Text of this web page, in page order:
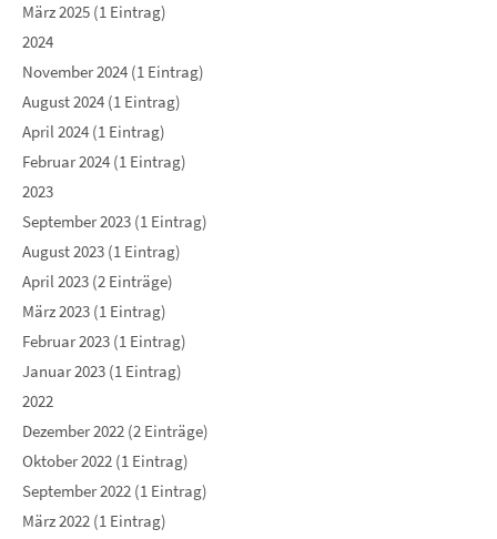
März 2025 (1 Eintrag)
2024
November 2024 (1 Eintrag)
August 2024 (1 Eintrag)
April 2024 (1 Eintrag)
Februar 2024 (1 Eintrag)
2023
September 2023 (1 Eintrag)
August 2023 (1 Eintrag)
April 2023 (2 Einträge)
März 2023 (1 Eintrag)
Februar 2023 (1 Eintrag)
Januar 2023 (1 Eintrag)
2022
Dezember 2022 (2 Einträge)
Oktober 2022 (1 Eintrag)
September 2022 (1 Eintrag)
März 2022 (1 Eintrag)